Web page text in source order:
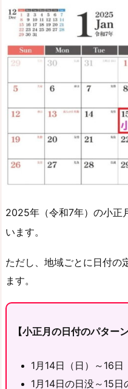
2025年（令和7年）の小正
います。
ただし、地域ごとに日付の
ます。
【小正月の日付のパターン
1月14日（日）～16
1月14日の日没～15日